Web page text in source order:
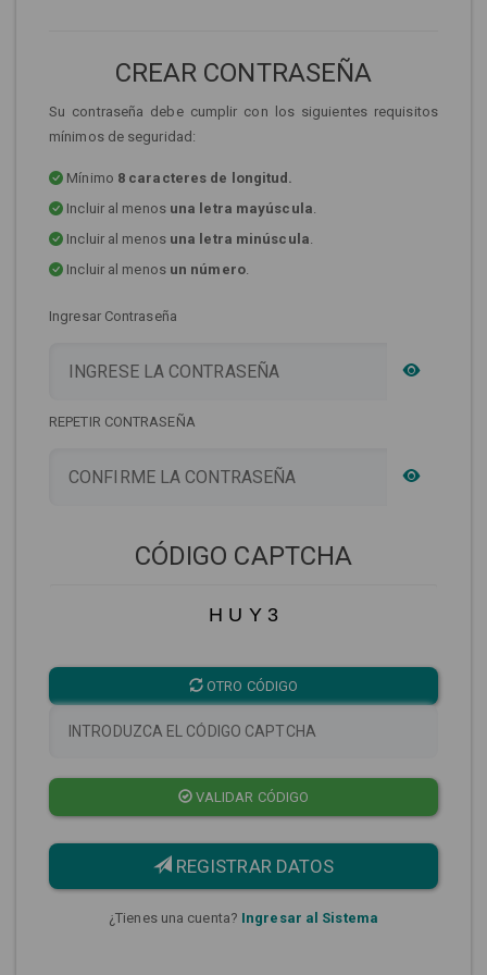
CREAR CONTRASEÑA
Su contraseña debe cumplir con los siguientes requisitos
mínimos de seguridad:
Mínimo 8 caracteres de longitud.
Incluir al menos una letra mayúscula.
Incluir al menos una letra minúscula.
Incluir al menos un número.
Ingresar Contraseña
REPETIR CONTRASEÑA
CÓDIGO CAPTCHA
H U Y 3
OTRO CÓDIGO
VALIDAR CÓDIGO
REGISTRAR DATOS
¿Tienes una cuenta? Ingresar al Sistema